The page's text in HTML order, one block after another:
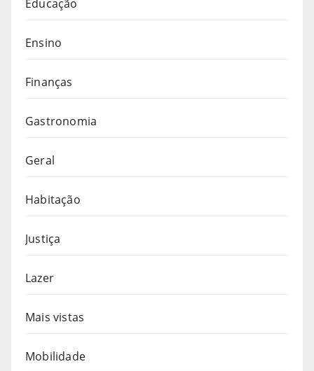
Educação
Ensino
Finanças
Gastronomia
Geral
Habitação
Justiça
Lazer
Mais vistas
Mobilidade